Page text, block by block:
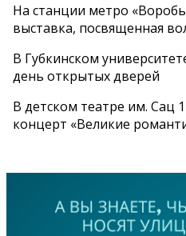
На станции метро
выставка, посвященная
В Губкинском
день открытых дверей
В детском театре им. Сац
концерт «Великие